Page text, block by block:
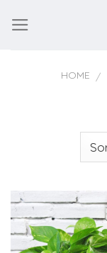
HOME /